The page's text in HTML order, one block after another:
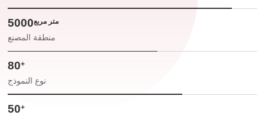
5000متر مربع
منطقة المصنع
80+
نوع النموذج
50+